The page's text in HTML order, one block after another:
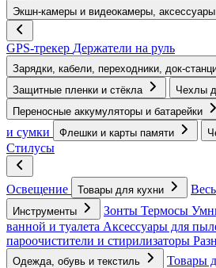
Экшн-камеры и видеокамеры, аксессуары
GPS-трекер Держатели на руль
Зарядки, кабели, переходники, док-
Защитные пленки и стёкла
Чехлы
Переносные аккумуляторы и батарейки
и сумки
Флешки и карты памяти
Стилусы
Освещение Товары для кухни
Инструменты Зонты Термосы
ванной и туалета Аксессуары для
пароочистители и стирилизаторы
Одежда, обувь и текстиль Товары